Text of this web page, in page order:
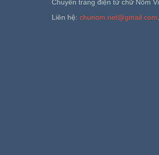
Chuyên trang điện tử chữ Nôm
Liên hệ: chunom.net@gmail.com